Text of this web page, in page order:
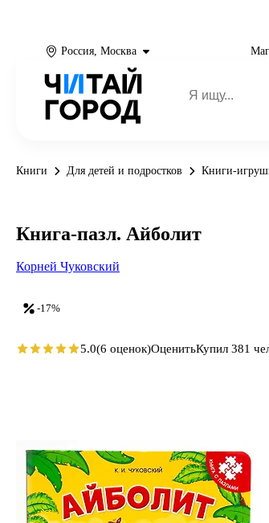
Россия, Москва
Книги Для детей и подростков Книги-
-17%
Книга-пазл. Айболит
Корней Чуковский
5.0(6 оценок)ОценитьКупил 381